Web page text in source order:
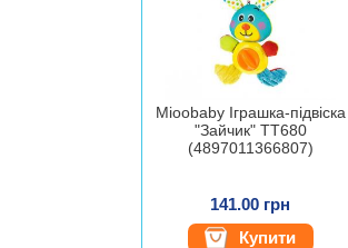
Mioobaby Іграшка-підвіска
"Зайчик" TT680
(4897011366807)
141.00 грн
Купити